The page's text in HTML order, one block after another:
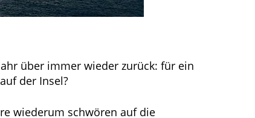
über immer wieder zurück: für ein
der Insel?
wiederum schwören auf die